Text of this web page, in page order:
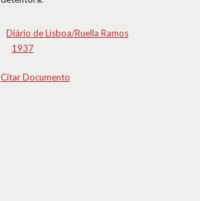
Diário de Lisboa/Ruella Ramos
1937
Citar Documento